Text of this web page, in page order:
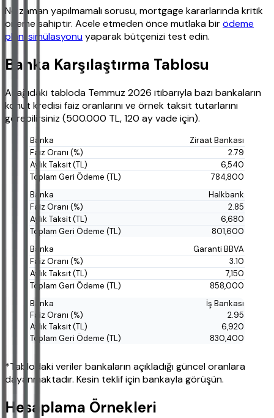
Ne zaman yapılmamalı sorusu, mortgage kararlarında kritik
öneme sahiptir. Acele etmeden önce mutlaka birödeme
planı simülasyonuyaparak bütçenizi test edin.
Banka Karşılaştırma Tablosu
Aşağıdaki tabloda Temmuz 2026 itibarıyla bazı bankaların
konut kredisi faiz oranlarını ve örnek taksit tutarlarını
görebilirsiniz (500.000 TL, 120 ay vade için).
Ziraat Bankası
2.79
6,540
784,800
Halkbank
2.85
6,680
801,600
Garanti BBVA
3.10
7,150
858,000
İş Bankası
2.95
6,920
830,400
*Tablodaki veriler bankaların açıkladığı güncel oranlara
dayanmaktadır. Kesin teklif için bankayla görüşün.
Hesaplama Örnekleri